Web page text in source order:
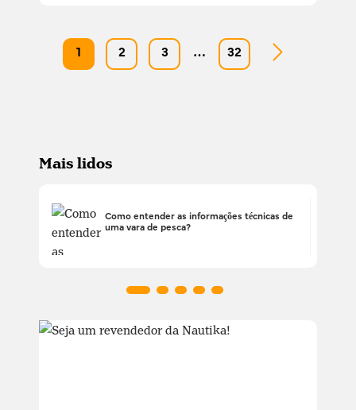
2 3 … 32
Mais lidos
Como entender as informações técnicas de
uma vara de pesca?